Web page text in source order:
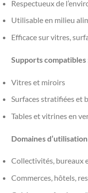
Respectueux de
Utilisable en milieu
Efficace sur vitres,
Supports compatibles
Vitres et miroirs
Surfaces stratifiées et
Tables et vitrines en
Domaines
Collectivités, bureaux
Commerces, hôtels,